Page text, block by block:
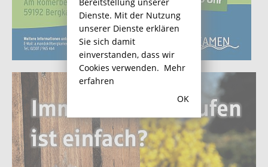
Dienste. Mit der Nutzung
unserer Dienste erklären
Sie sich damit
einverstanden, dass wir
Cookies verwenden. Mehr
erfahren
OK